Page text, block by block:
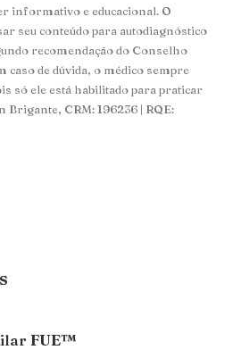
informativo e educacional. O
seu conteúdo para autodiagnóstico
recomendação do Conselho
caso de dúvida, o médico sempre
só ele está habilitado para praticar
Brigante, CRM: 196236 | RQE:
FUE™